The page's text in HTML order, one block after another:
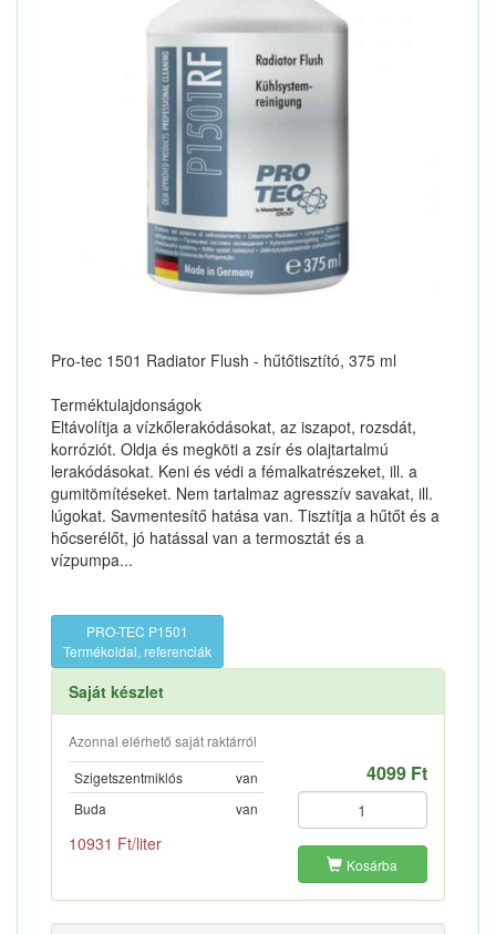
Pro-tec 1501 Radiator Flush - hűtőtisztító, 375 ml
Terméktulajdonságok
Eltávolítja a vízkőlerakódásokat, az iszapot, rozsdát,
korróziót. Oldja és megköti a zsír és olajtartalmú
lerakódásokat. Keni és védi a fémalkatrészeket, ill. a
gumitömítéseket. Nem tartalmaz agresszív savakat, ill.
lúgokat. Savmentesítő hatása van. Tisztítja a hűtőt és a
hőcserélőt, jó hatással van a termosztát és a
vízpumpa...
PRO-TEC P1501
Termékoldal, referenciák
Saját készlet
Azonnal elérhető saját raktárról
Szigetszentmiklós
van
Buda
van
10931 Ft/liter
4099 Ft
Kosárba